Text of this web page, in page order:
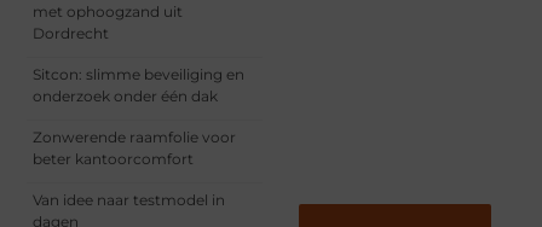
met ophoogzand uit
Dordrecht
Sitcon: slimme beveiliging en
onderzoek onder één dak
Zonwerende raamfolie voor
beter kantoorcomfort
Van idee naar testmodel in
dagen